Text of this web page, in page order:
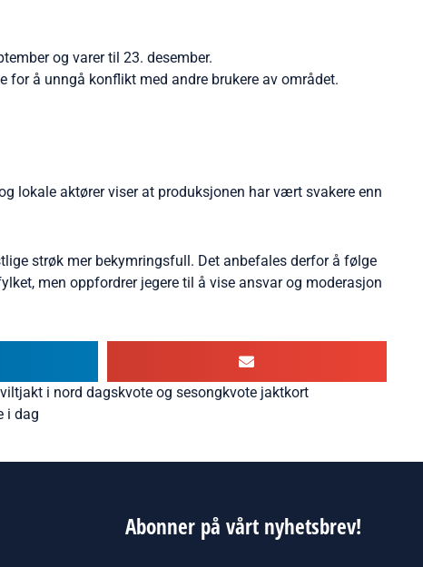
og varer til 23. desember.
for å unngå konflikt med andre brukere av området.
lokale aktører viser at produksjonen har vært svakere enn
strøk mer bekymringsfull. Det anbefales derfor å følge
men oppfordrer jegere til å vise ansvar og moderasjon
i nord dagskvote og sesongkvote jaktkort
i dag
Abonner på vårt nyhetsbrev!